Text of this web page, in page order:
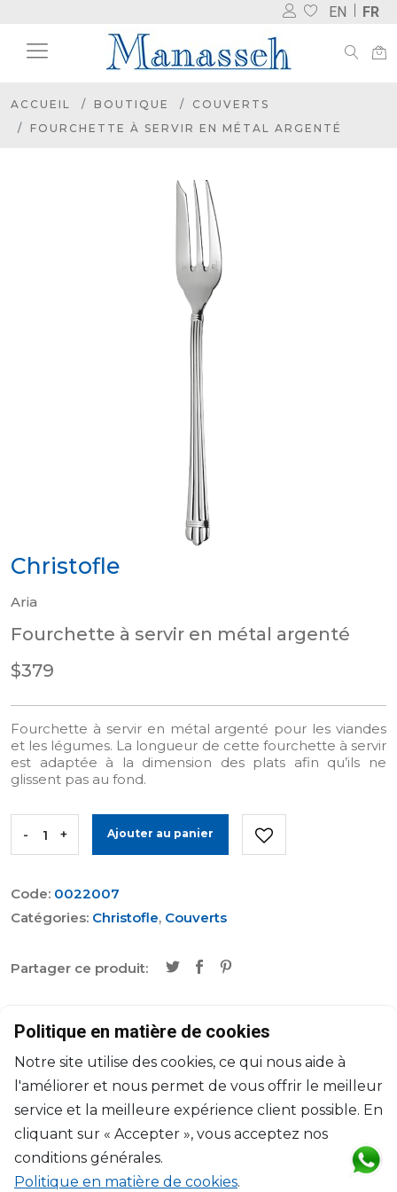
EN FR
ACCUEIL BOUTIQUE
COUVERTS
FOURCHETTE À SERVIR EN MÉTAL ARGENTÉ
Christofle
Aria
Fourchette à servir en métal argenté
$379
Fourchette à servir en métal argenté pour les viandes
et les légumes. La longueur de cette fourchette à servir
est adaptée à la dimension des plats afin qu’ils ne
glissent pas au fond.
- + Ajouter au panier
Code: 0022007
Catégories: Christofle, Couverts
Partager ce produit:
Marque Christofle
Collection Aria
Dimensions
Matériau Métal Argenté
Politique en matière de cookies
Notre site utilise des cookies, ce qui nous aide à
l'améliorer et nous permet de vous offrir le meilleur
service et la meilleure expérience client possible. En
cliquant sur « Accepter », vous acceptez nos
conditions générales.
Politique en matière de cookies.